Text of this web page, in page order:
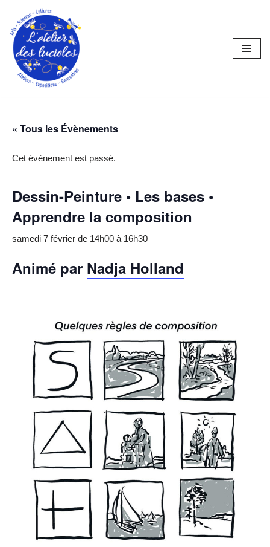
Aller
au
contenu
« Tous les Évènements
Cet évènement est passé.
Dessin-Peinture • Les bases •
Apprendre la composition
samedi 7 février de 14h00 à 16h30
Animé par Nadja Holland